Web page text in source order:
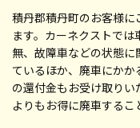
積丹郡積丹町のお客様
ます。カーネクストで
無、故障車などの状態
ているほか、廃車にか
の還付金もお受け取り
よりもお得に廃車するこ